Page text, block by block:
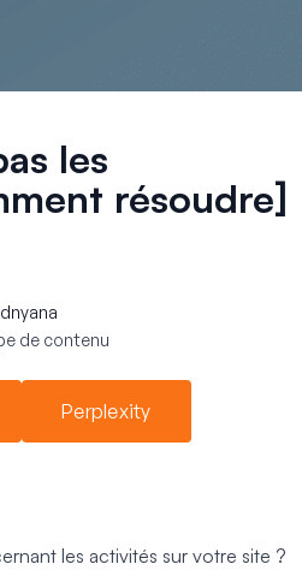
les
résoudre]
de contenu
Perplexity
les activités sur votre site ?